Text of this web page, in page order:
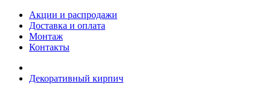
Акции и распродажи
Доставка и оплата
Монтаж
Контакты
Декоративный кирпич